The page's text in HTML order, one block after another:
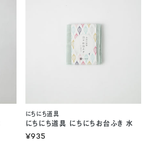
にちにち道具 にちにちお台ふき 水
にちにち道具
¥935